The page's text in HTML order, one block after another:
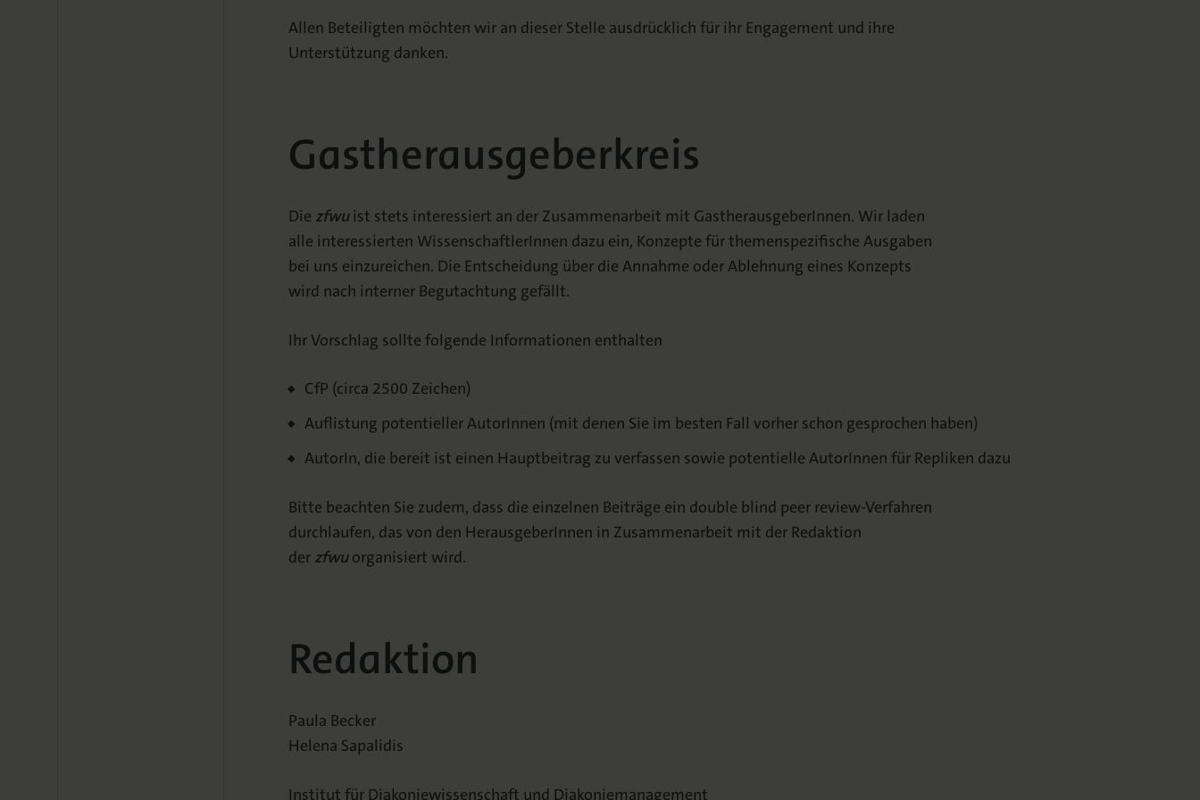
Allen Beteiligten möchten wir an dieser Stelle ausdrücklich für ihr Engagement und ihre
Unterstützung danken.
Gastherausgeberkreis
Die zfwuist stets interessiert an der Zusammenarbeit mit GastherausgeberInnen. Wir laden
alle interessierten WissenschaftlerInnen dazu ein, Konzepte für themenspezifische Ausgaben
bei uns einzureichen. Die Entscheidung über die Annahme oder Ablehnung eines Konzepts
wird nach interner Begutachtung gefällt.
Ihr Vorschlag sollte folgende Informationen enthalten
CfP (circa 2500 Zeichen)
Auflistung potentieller AutorInnen (mit denen Sie im besten Fall vorher schon gesprochen haben)
AutorIn, die bereit ist einen Hauptbeitrag zu verfassen sowie potentielle AutorInnen für Repliken dazu
Bitte beachten Sie zudem, dass die einzelnen Beiträge ein double blind peer review-Verfahren
durchlaufen, das von den HerausgeberInnen in Zusammenarbeit mit der Redaktion
derzfwuorganisiert wird.
Redaktion
Paula Becker
Helena Sapalidis
Institut für Diakoniewissenschaft und Diakoniemanagement